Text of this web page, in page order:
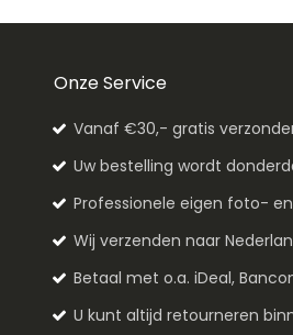
Onze Service
Vanaf €30,- gratis
Uw bestelling wordt
Professionele eigen foto-
Wij verzenden naar
Betaal met o.a. iDeal,
U kunt altijd retourneren